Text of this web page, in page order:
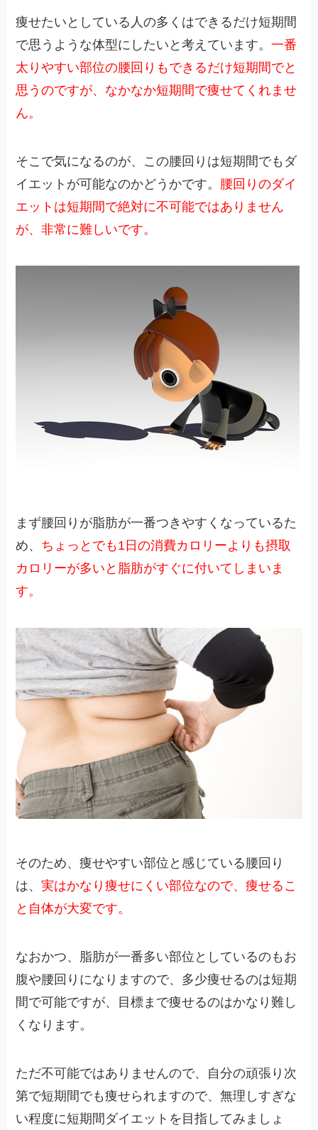
痩せたいとしている人の多くはできるだけ短期間
で思うような体型にしたいと考えています。一番
太りやすい部位の腰回りもできるだけ短期間でと
思うのですが、なかなか短期間で痩せてくれませ
ん。
そこで気になるのが、この腰回りは短期間でもダ
イエットが可能なのかどうかです。 腰回りのダイ
エットは短期間で絶対に不可能ではありません
が、非常に難しいです。
まず腰回りが脂肪が一番つきやすくなっているた
め、 ちょっとでも1日の消費カロリーよりも摂取
カロリーが多いと脂肪がすぐに付いてしまいま
す。
そのため、痩せやすい部位と感じている腰回り
は、実はかなり痩せにくい部位なので、痩せるこ
と自体が大変です。
なおかつ、脂肪が一番多い部位としているのもお
腹や腰回りになりますので、多少痩せるのは短期
間で可能ですが、目標まで痩せるのはかなり難し
くなります。
ただ不可能ではありませんので、自分の頑張り次
第で短期間でも痩せられますので、無理しすぎな
い程度に短期間ダイエットを目指してみましょ